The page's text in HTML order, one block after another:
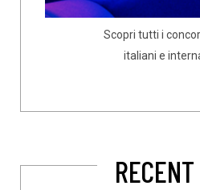
Scopri tutti i
italiani e